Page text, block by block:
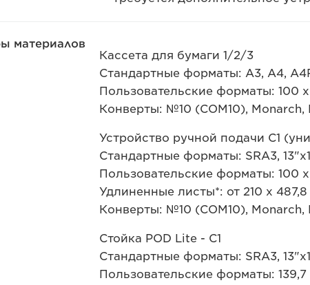
материалов
Кассета для бумаги 1/2/3
Стандартные форматы: A3, A4,
Пользовательские форматы: 100
Конверты: №10 (COM10), Monarch,
Устройство ручной подачи C1
Стандартные форматы: SRA3,
Пользовательские форматы: 100
Удлиненные листы*: от 210 x
Конверты: №10 (COM10), Monarch,
Стойка POD Lite - C1
Стандартные форматы: SRA3,
Пользовательские форматы: